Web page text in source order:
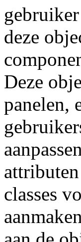
deze
Deze
panelen,
classes